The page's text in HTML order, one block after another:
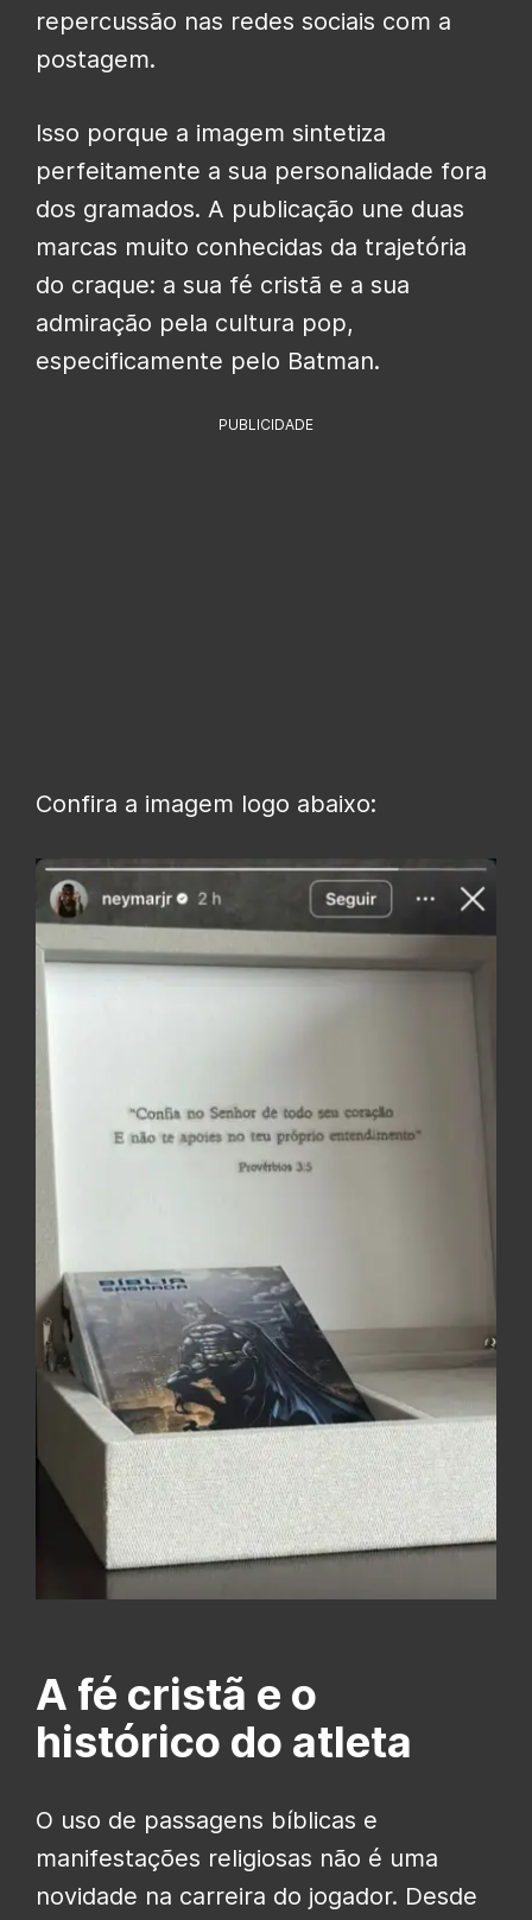
repercussão nas redes sociais com a
postagem.
Isso porque a imagem sintetiza
perfeitamente a sua personalidade fora
dos gramados. A publicação une duas
marcas muito conhecidas da trajetória
do craque: a sua fé cristã e a sua
admiração pela cultura pop,
especificamente pelo Batman.
PUBLICIDADE
Confira a imagem logo abaixo:
A fé cristã e o
histórico do atleta
O uso de passagens bíblicas e
manifestações religiosas não é uma
novidade na carreira do jogador. Desde